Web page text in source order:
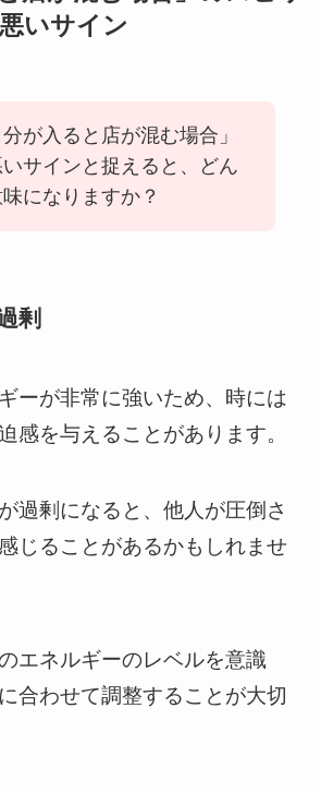
いサイン
分が入ると店が混む場合」
いサインと捉えると、どん
になりますか？
剰
ーが非常に強いため、時には
感を与えることがあります。
過剰になると、他人が圧倒さ
じることがあるかもしれませ
エネルギーのレベルを意識
合わせて調整することが大切